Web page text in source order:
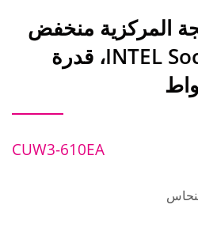
المركزية منخفض
الارتفاع INTEL Socket 478، قدرة
CUW3-610EA